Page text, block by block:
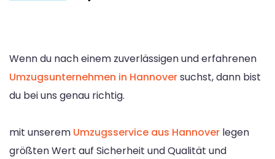
Wenn du nach einem zuverlässigen und erfahrenen
Umzugsunternehmen in Hannoversuchst, dann bist
du bei uns genau richtig.
mit unserem Umzugsservice aus Hannover legen
größten Wert auf Sicherheit und Qualität und